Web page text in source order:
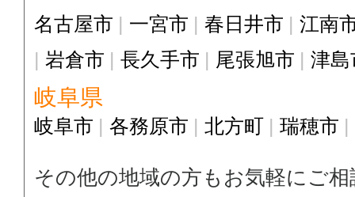
名古屋市 一宮市 春日井市
江南
岩倉市
長久手市 尾張旭市 津島
岐阜県
岐阜市 各務原市 北方町 瑞穂市
その他の地域の方もお気軽にご